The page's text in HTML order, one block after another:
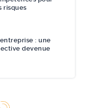
risques
: une
devenue